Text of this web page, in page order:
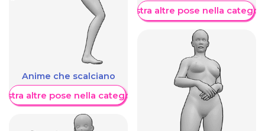
Anime che scalciano
altre pose nella categoria
Mostra altre pose nella